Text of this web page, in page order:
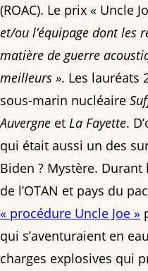
(ROAC). Le prix « Uncle
et/ou l’équipage dont les
matière de guerre
meilleurs ». Les lauréats
sous-marin nucléaire
Auvergne et La Fayette.
qui était aussi un des
Biden ? Mystère.
de l’OTAN et pays du
« procédure Uncle Joe »
qui s’aventuraient en
charges explosives qui